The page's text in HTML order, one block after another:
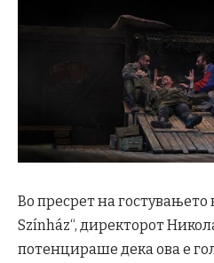
Во пресрет на
Színház“, директорот
потенцираше дека ова е